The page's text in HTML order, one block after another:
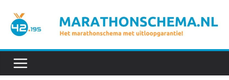
naar
inhoud